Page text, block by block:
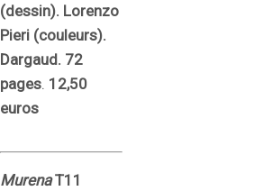
(dessin). Lorenzo
Pieri (couleurs).
Dargaud. 72
pages. 12,50
euros
MurenaT11